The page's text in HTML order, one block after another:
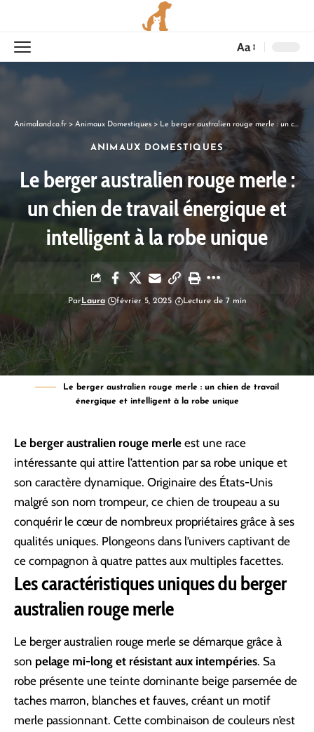
Aa
Animalandco.fr > Animaux Domestiques > Le berger australien rouge merle : un chien de travail énergique et intelligent à la robe unique
ANIMAUX DOMESTIQUES
Le berger australien rouge merle :
un chien de travail énergique et
intelligent à la robe unique
Par Laura février 5, 2025 Lecture de 7 min
Le berger australien rouge merle : un chien de travail
énergique et intelligent à la robe unique
Le berger australien rouge merle est une race
intéressante qui attire l’attention par sa robe unique et
son caractère dynamique. Originaire des États-Unis
malgré son nom trompeur, ce chien de troupeau a su
conquérir le cœur de nombreux propriétaires grâce à ses
qualités uniques. Plongeons dans l’univers captivant de
ce compagnon à quatre pattes aux multiples facettes.
Les caractéristiques uniques du berger
australien rouge merle
Le berger australien rouge merle se démarque grâce à
son pelage mi-long et résistant aux intempéries. Sa
robe présente une teinte dominante beige parsemée de
taches marron, blanches et fauves, créant un motif
merle passionnant. Cette combinaison de couleurs n’est